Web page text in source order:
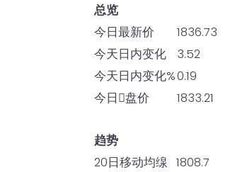
总览
今日最新价
1836.73
今天日内变化
3.52
今天日内变化%0.19
今日𫔭盘价
1833.21
趋势
20日移动均缐 1808.7